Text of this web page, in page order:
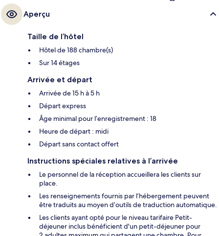
Aperçu
Taille de l’hôtel
Hôtel de 188 chambre(s)
Sur 14 étages
Arrivée et départ
Arrivée de 15 h à 5 h
Départ express
Âge minimal pour l’enregistrement : 18
Heure de départ : midi
Départ sans contact offert
Instructions spéciales relatives à l’arrivée
Le personnel de la réception accueillera les clients sur
place.
Les renseignements fournis par l’hébergement peuvent
être traduits au moyen d’outils de traduction automatique.
Les clients ayant opté pour le niveau tarifaire Petit-
déjeuner inclus bénéficient d'un petit-déjeuner pour